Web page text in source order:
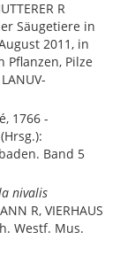
R
Säugetiere in
2011, in
Pflanzen, Pilze
1766 -
Band 5
nivalis
R, VIERHAUS
Westf. Mus.